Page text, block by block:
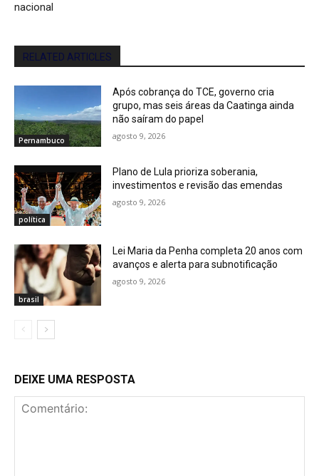
nacional
RELATED ARTICLES
Pernambuco
Após cobrança do TCE, governo cria
grupo, mas seis áreas da Caatinga ainda
não saíram do papel
agosto 9, 2026
política
Plano de Lula prioriza soberania,
investimentos e revisão das emendas
agosto 9, 2026
brasil
Lei Maria da Penha completa 20 anos com
avanços e alerta para subnotificação
agosto 9, 2026
DEIXE UMA RESPOSTA